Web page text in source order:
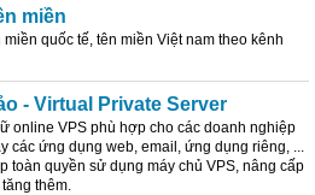
miền
quốc tế, tên miền Việt nam theo kênh
- Virtual Private Server
online VPS phù hợp cho các doanh nghiệp
các ứng dụng web, email, ứng dụng riêng, ...
toàn quyền sử dụng máy chủ VPS, nâng cấp
thêm.